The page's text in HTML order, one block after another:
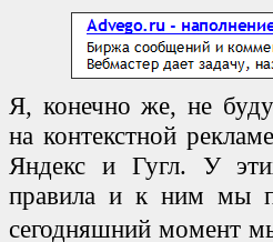
Я, конечно же, не буду
на контекстной
Яндекс и Гугл. У
правила и к ним мы
сегодняшний момент